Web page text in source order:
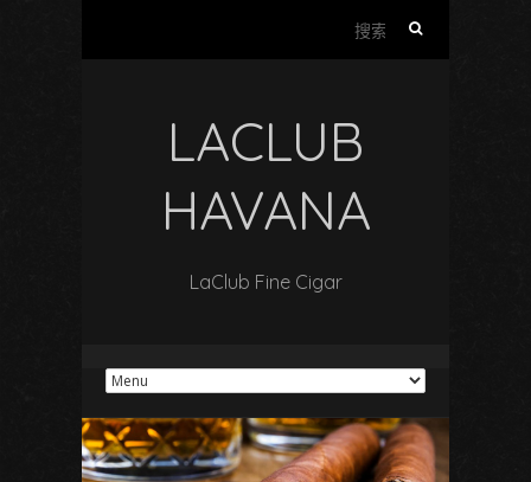
LACLUB
HAVANA
LaClub Fine Cigar